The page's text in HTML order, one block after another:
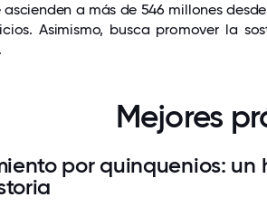
a más de 546 millones
Asimismo, busca promover la
Mejores
por quinquenios: